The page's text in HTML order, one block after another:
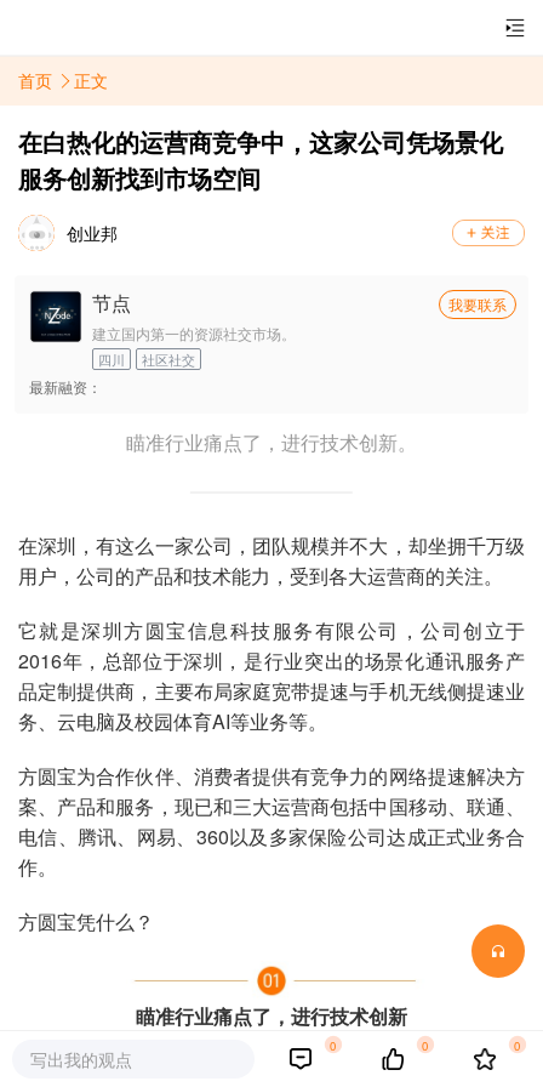
首页 正文
在白热化的运营商竞争中，这家公司凭场景化
服务创新找到市场空间
创业邦
节点
我要联系
建立国内第一的资源社交市场。
四川 社区社交
最新融资：
瞄准行业痛点了，进行技术创新。
在深圳，有这么一家公司，团队规模并不大，却坐拥千万级
用户，公司的产品和技术能力，受到各大运营商的关注。
它就是深圳方圆宝信息科技服务有限公司，公司创立于
2016年，总部位于深圳，是行业突出的场景化通讯服务产
品定制提供商，主要布局家庭宽带提速与手机无线侧提速业
务、云电脑及校园体育AI等业务等。
方圆宝为合作伙伴、消费者提供有竞争力的网络提速解决方
案、产品和服务，现已和三大运营商包括中国移动、联通、
电信、腾讯、网易、360以及多家保险公司达成正式业务合
作。
方圆宝凭什么？
瞄准行业痛点了，进行技术创新
方圆宝创始人、CEO曾昆过去在中国电信工作14年，他在
写出我的观点
0 0 0